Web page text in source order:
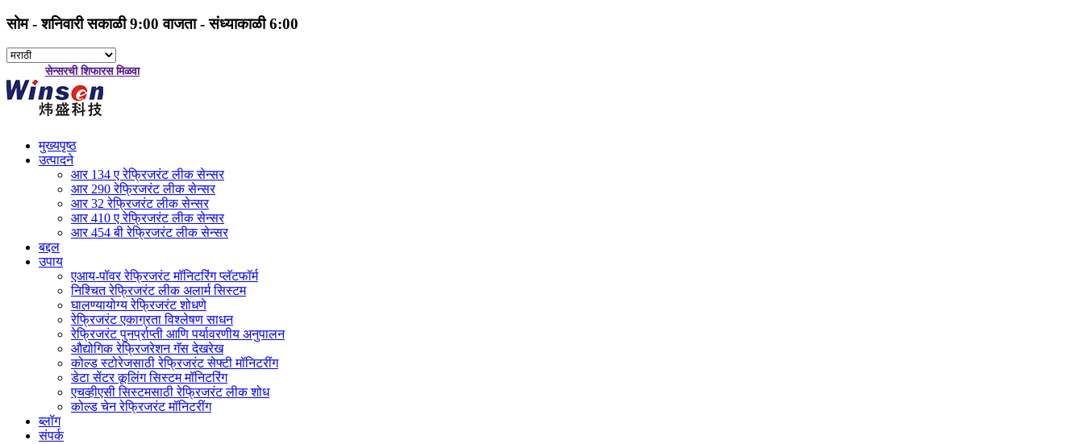
सोम - शनिवारी सकाळी 9:00 वाजता - संध्याकाळी 6:00
सेन्सरची शिफारस मिळवा
मुख्यपृष्ठ
उत्पादने
आर 134 ए रेफ्रिजरंट लीक सेन्सर
आर 290 रेफ्रिजरंट लीक सेन्सर
आर 32 रेफ्रिजरंट लीक सेन्सर
आर 410 ए रेफ्रिजरंट लीक सेन्सर
आर 454 बी रेफ्रिजरंट लीक सेन्सर
बद्दल
उपाय
एआय-पॉवर रेफ्रिजरंट मॉनिटरिंग प्लॅटफॉर्म
निश्चित रेफ्रिजरंट लीक अलार्म सिस्टम
घालण्यायोग्य रेफ्रिजरंट शोधणे
रेफ्रिजरंट एकाग्रता विश्लेषण साधन
रेफ्रिजरंट पुनर्प्राप्ती आणि पर्यावरणीय अनुपालन
औद्योगिक रेफ्रिजरेशन गॅस देखरेख
कोल्ड स्टोरेजसाठी रेफ्रिजरंट सेफ्टी मॉनिटरींग
डेटा सेंटर कूलिंग सिस्टम मॉनिटरिंग
एचव्हीएसी सिस्टमसाठी रेफ्रिजरंट लीक शोध
कोल्ड चेन रेफ्रिजरंट मॉनिटरींग
ब्लॉग
संपर्क